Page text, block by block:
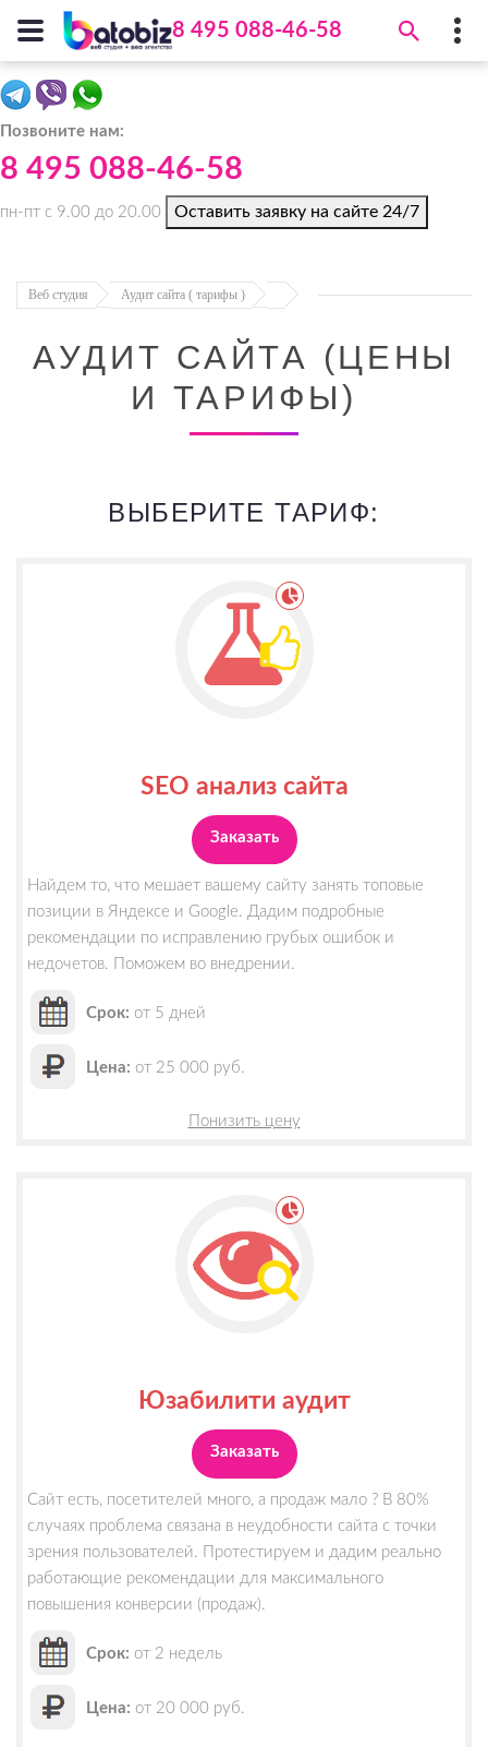
105007
3)
info@batobiz.ru
8 495 088-46-58
Позвоните нам:
8 495 088-46-58
пн-пт с 9.00 до 20.00 Оставить заявку на сайте 24/7
Веб студия Аудит сайта ( тарифы )
АУДИТ САЙТА (ЦЕНЫ
И ТАРИФЫ)
ВЫБЕРИТЕ ТАРИФ:
SEO анализ сайта
Заказать
Найдем то, что мешает вашему сайту занять топовые
позиции в Яндексе и Google. Дадим подробные
рекомендации по исправлению грубых ошибок и
недочетов. Поможем во внедрении.
Срок: от 5 дней
Цена: от 25 000 руб.
Понизить цену
Юзабилити аудит
Заказать
Сайт есть, посетителей много, а продаж мало ? В 80%
случаях проблема связана в неудобности сайта с точки
зрения пользователей. Протестируем и дадим реально
работающие рекомендации для максимального
повышения конверсии (продаж).
Срок: от 2 недель
Цена: от 20 000 руб.